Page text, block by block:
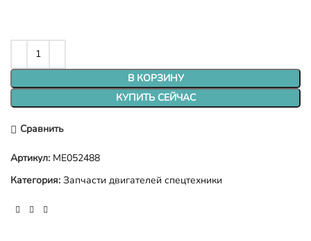
В КОРЗИНУ
КУПИТЬ СЕЙЧАС
Сравнить
Артикул: ME052488
Категория: Запчасти двигателей спецтехники